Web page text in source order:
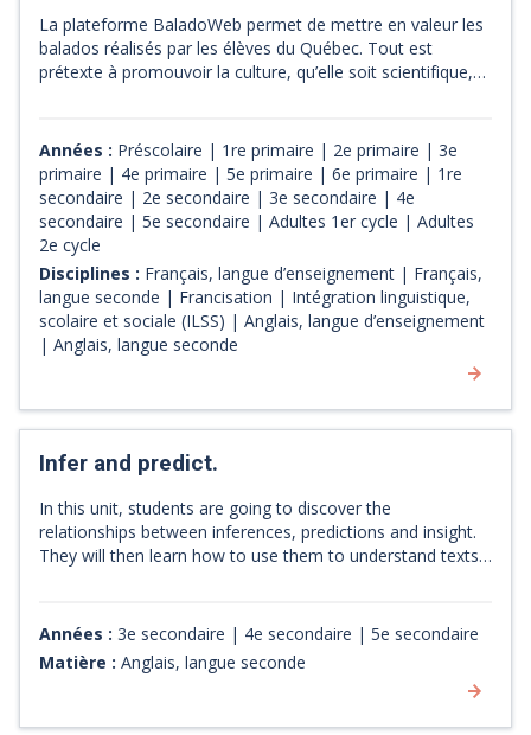
La plateforme BaladoWeb permet de mettre en valeur les
balados réalisés par les élèves du Québec. Tout est
prétexte à promouvoir la culture, qu’elle soit scientifique,
est possible de chercher des balados par région, par
niveau scolaire ou par domaine général de formation. Le
site contient également des pistses d’intégration des
balados en classe.
Années : Préscolaire | 1re primaire | 2e primaire | 3e
primaire | 4e primaire | 5e primaire | 6e primaire | 1re
secondaire | 2e secondaire | 3e secondaire | 4e
secondaire | 5e secondaire | Adultes 1er cycle | Adultes
2e cycle
Disciplines : Français, langue d’enseignement | Français,
langue seconde | Francisation | Intégration linguistique,
scolaire et sociale (ILSS) | Anglais, langue d’enseignement
| Anglais, langue seconde
Infer and predict.
In this unit, students are going to discover the
relationships between inferences, predictions and insight.
They will then learn how to use them to understand texts.
Années : 3e secondaire | 4e secondaire | 5e secondaire
Matière : Anglais, langue seconde